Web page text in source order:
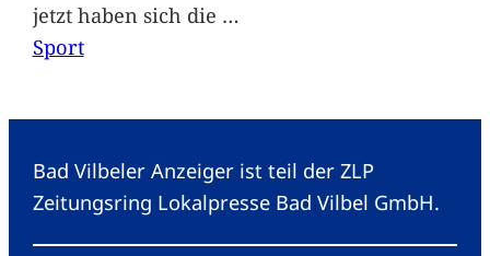
jetzt haben sich die …
Sport
Bad Vilbeler Anzeiger ist teil der ZLP
Zeitungsring Lokalpresse Bad Vilbel GmbH.